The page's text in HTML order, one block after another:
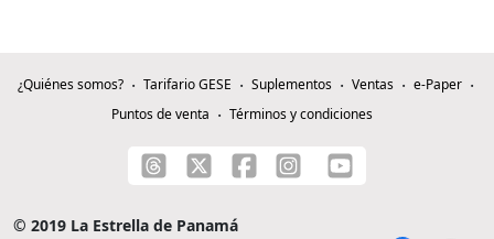
¿Quiénes somos? Tarifario GESE Suplementos Ventas
e-Paper
Puntos de venta
Términos y condiciones
© 2019 La Estrella de Panamá